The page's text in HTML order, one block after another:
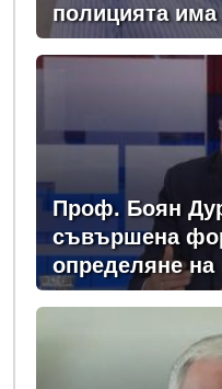
полицията
според БАБХ –
Проф. Боян
съвършена
определяне
заплата